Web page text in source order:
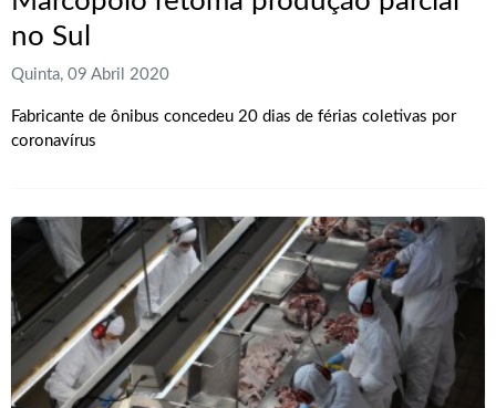
no Sul
Quinta, 09 Abril 2020
Fabricante de ônibus concedeu 20 dias de férias coletivas por
coronavírus